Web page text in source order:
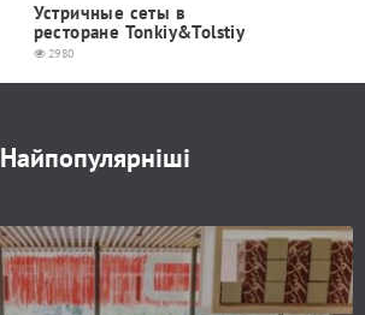
Устричные сеты в
ресторане Tonkiy&Tolstiy
2980
Найпопулярніші